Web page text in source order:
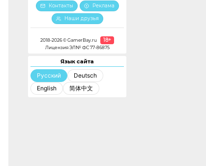
Контакты
Реклама
Наши друзья
2018-2026 © GamerBay.ru 18+
Лицензия ЭЛ№ ФС 77-86875
Язык сайта
Русский
Deutsch
English
简体中文